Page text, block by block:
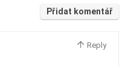
Přidat komentář
Reply